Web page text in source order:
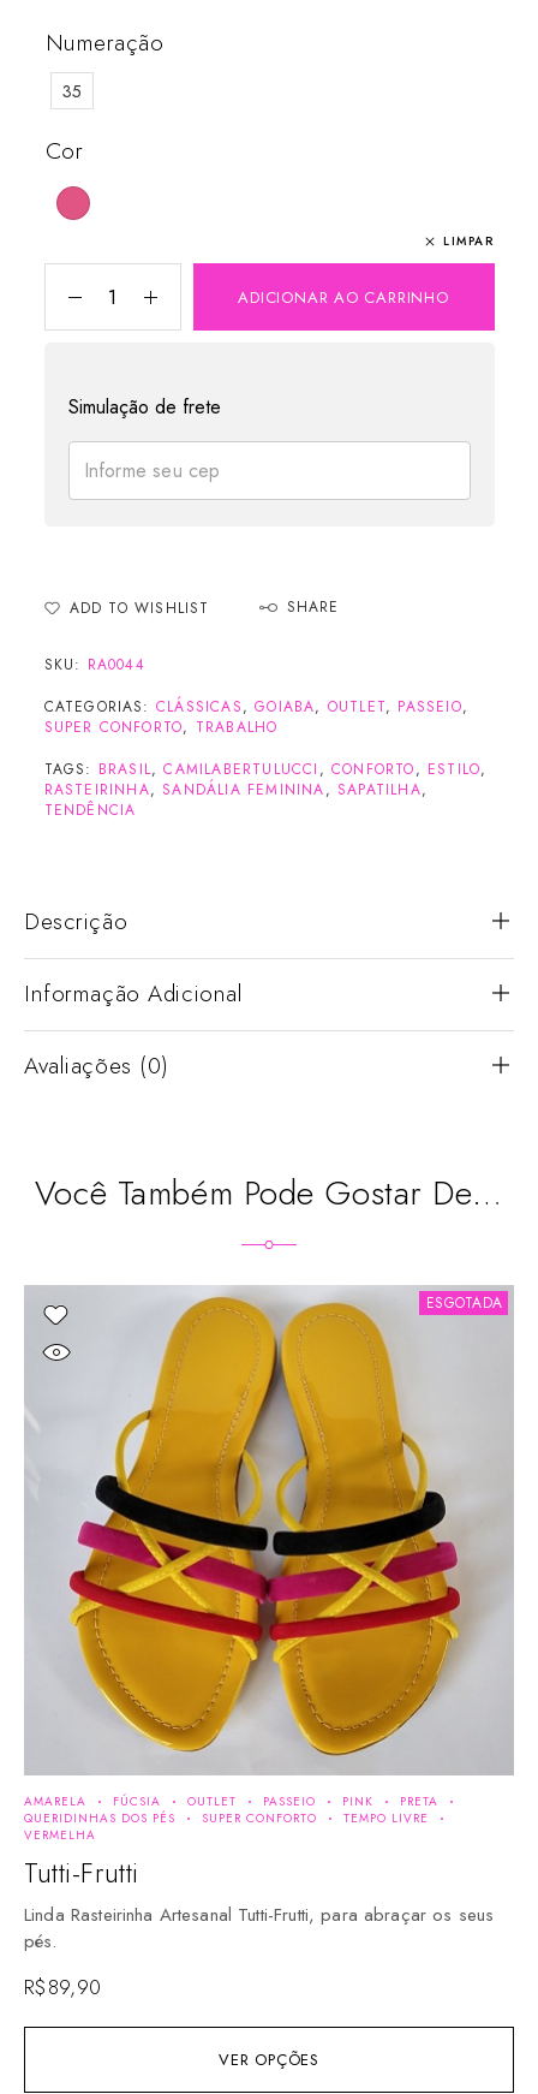
Numeração
35
Cor
LIMPAR
ADICIONAR AO CARRINHO
Simulação de frete
ADD TO WISHLIST SHARE
SKU: RA0044
CATEGORIAS: CLÁSSICAS,GOIABA, OUTLET, PASSEIO,
SUPER CONFORTO, TRABALHO
TAGS: BRASIL,CAMILABERTULUCCI , CONFORTO, ESTILO,
RASTEIRINHA,SANDÁLIA FEMININA, SAPATILHA,
TENDÊNCIA
Descrição
Informação Adicional
Avaliações (0)
Você Também Pode Gostar De…
ESGOTADA
VER OPÇÕES
AMARELA FÚCSIA OUTLET PASSEIO PINK
PRETA
QUERIDINHAS DOS PÉS
SUPER CONFORTO
TEMPO LIVRE
VERMELHA
Tutti-Frutti
Linda Rasteirinha Artesanal Tutti-Frutti, para abraçar os seus
pés.
R$89,90